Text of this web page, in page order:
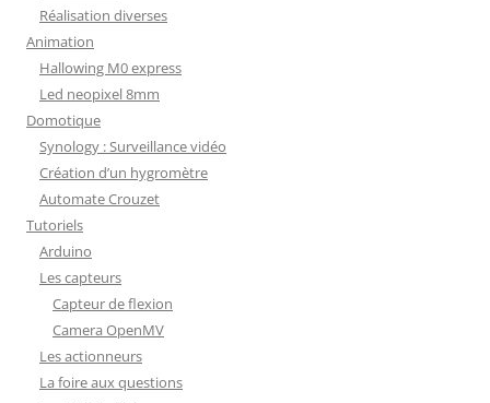
Réalisation diverses
Animation
Hallowing M0 express
Led neopixel 8mm
Domotique
Synology : Surveillance vidéo
Création d’un hygromètre
Automate Crouzet
Tutoriels
Arduino
Les capteurs
Capteur de flexion
Camera OpenMV
Les actionneurs
La foire aux questions